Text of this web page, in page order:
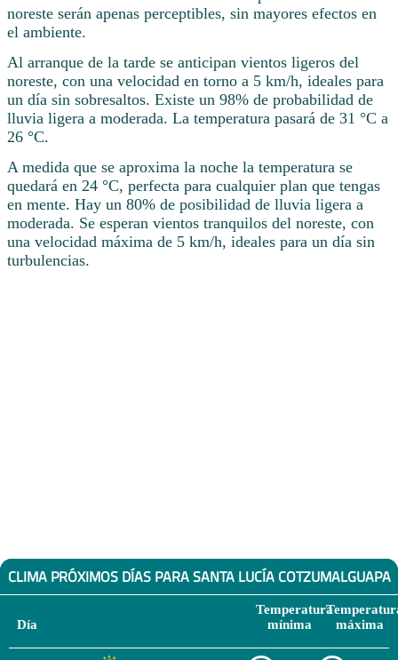
noreste serán apenas perceptibles, sin mayores efectos en
el ambiente.
Al arranque de la tarde se anticipan vientos ligeros del
noreste, con una velocidad en torno a 5 km/h, ideales para
un día sin sobresaltos. Existe un 98% de probabilidad de
lluvia ligera a moderada. La temperatura pasará de 31 °C a
26 °C.
A medida que se aproxima la noche la temperatura se
quedará en 24 °C, perfecta para cualquier plan que tengas
en mente. Hay un 80% de posibilidad de lluvia ligera a
moderada. Se esperan vientos tranquilos del noreste, con
una velocidad máxima de 5 km/h, ideales para un día sin
turbulencias.
CLIMA PRÓXIMOS DÍAS PARA SANTA LUCÍA COTZUMALGUAPA
Día
Temperatura
mínima
máxima